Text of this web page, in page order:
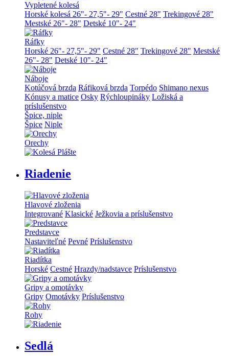
Vypletené kolesá
Horské kolesá 26"- 27,5"- 29" Cestné 28" Trekingové 28"
Mestské 26"- 28" Detské 10"- 24"
Ráfky
Horské 26"- 27,5"- 29" Cestné 28" Trekingové 28" Mestské
26"- 28" Detské 10"- 24"
Náboje
Kotúčová brzda Ráfiková brzda Torpédo Shimano nexus
Kónusy a matice Osky Rýchloupináky Ložiská a
príslušenstvo
Špice, niple
Špice Niple
Orechy
Riadenie
Hlavové zloženia
Integrované Klasické Ježkovia a príslušenstvo
Predstavce
Nastaviteľné Pevné Príslušenstvo
Riadítka
Horské Cestné Hrazdy/nadstavce Príslušenstvo
Gripy a omotávky
Gripy Omotávky Príslušenstvo
Rohy
Sedlá